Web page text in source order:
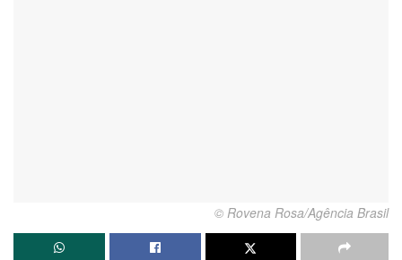
© Rovena Rosa/Agência Brasil